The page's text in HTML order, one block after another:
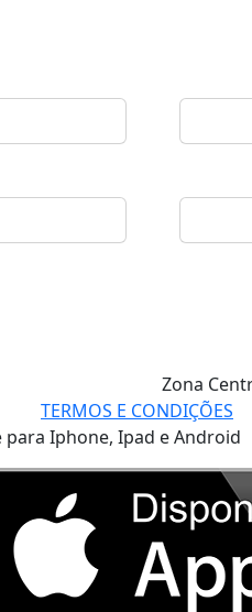
Zona
TERMOS E CONDIÇÕES
Iphone, Ipad e Android